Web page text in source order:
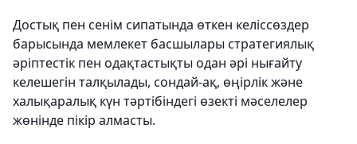
Достық пен сенім сипатында өткен келіссөздер
барысында мемлекет басшылары стратегиялық
әріптестік пен одақтастықты одан әрі нығайту
келешегін талқылады, сондай-ақ, өңірлік және
халықаралық күн тәртібіндегі өзекті мәселелер
жөнінде пікір алмасты.